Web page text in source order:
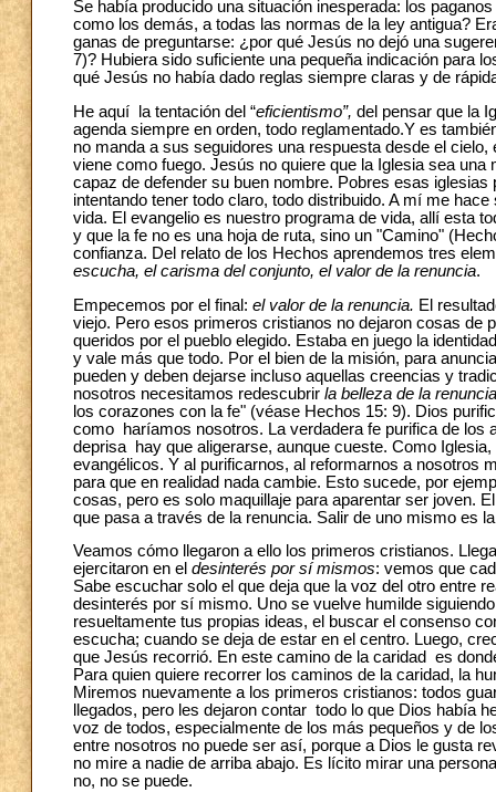
Se había producido una situación inesperada: los
como los demás, a todas las normas de la ley antigua?
ganas de preguntarse: ¿por qué Jesús no dejó una
7)? Hubiera sido suficiente una pequeña indicación para
qué Jesús no había dado reglas siempre claras y de
He aquí la tentación del “eficientismo”, del pensar que la
agenda siempre en orden, todo reglamentado.Y es
no manda a sus seguidores una respuesta desde el
viene como fuego. Jesús no quiere que la Iglesia sea
capaz de defender su buen nombre. Pobres esas
intentando tener todo claro, todo distribuido. A mí me
vida. El evangelio es nuestro programa de vida, allí esta
y que la fe no es una hoja de ruta, sino un "Camino"
confianza. Del relato de los Hechos aprendemos tres
escucha, el carisma del conjunto, el valor de la renuncia.
Empecemos por el final: el valor de la renuncia. El
viejo. Pero esos primeros cristianos no dejaron cosas
queridos por el pueblo elegido. Estaba en juego la
y vale más que todo. Por el bien de la misión, para
pueden y deben dejarse incluso aquellas creencias y
nosotros necesitamos redescubrir la belleza de la renuncia
los corazones con la fe" (véase Hechos 15: 9). Dios
como haríamos nosotros. La verdadera fe purifica de los
deprisa hay que aligerarse, aunque cueste. Como
evangélicos. Y al purificarnos, al reformarnos a nosotros
para que en realidad nada cambie. Esto sucede, por
cosas, pero es solo maquillaje para aparentar ser joven.
que pasa a través de la renuncia. Salir de uno mismo es
Veamos cómo llegaron a ello los primeros cristianos.
ejercitaron en el desinterés por sí mismos: vemos que
Sabe escuchar solo el que deja que la voz del otro entre
desinterés por sí mismo. Uno se vuelve humilde
resueltamente tus propias ideas, el buscar el consenso
escucha; cuando se deja de estar en el centro. Luego,
que Jesús recorrió. En este camino de la caridad es
Para quien quiere recorrer los caminos de la caridad, la
Miremos nuevamente a los primeros cristianos: todos
llegados, pero les dejaron contar todo lo que Dios había
voz de todos, especialmente de los más pequeños y de
entre nosotros no puede ser así, porque a Dios le gusta
no mire a nadie de arriba abajo. Es lícito mirar una
no, no se puede.